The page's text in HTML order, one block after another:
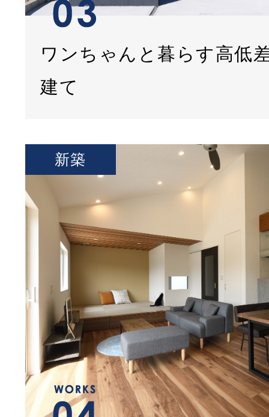
ワンちゃんと暮らす高低
建て
新築